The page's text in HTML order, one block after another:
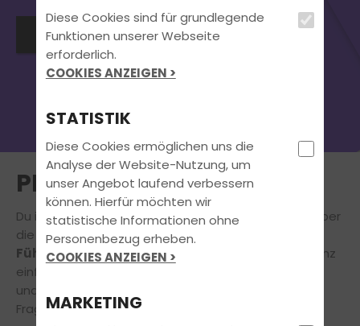
👉 Jetzt anmelden
PREIS ANFRAGEN
Du interessierst dich für unser Angebot, stellst dir aber
die Frage:Mit welchen Kosten muss ich für die
Führerscheinausbildung rechnen?
Dann fülle ganz
einfach das untenstehende
und wir melden uns umgehend bei Dir, um Deine
Fragen zu beantworten.
Diese Cookies sind für grundlegende
Funktionen unserer Webseite
erforderlich.
COOKIES ANZEIGEN >
STATISTIK
Diese Cookies ermöglichen uns die
Analyse der Website-Nutzung, um
unser Angebot laufend verbessern
können. Hierfür möchten wir
statistische Informationen ohne
Personenbezug erheben.
COOKIES ANZEIGEN >
MARKETING